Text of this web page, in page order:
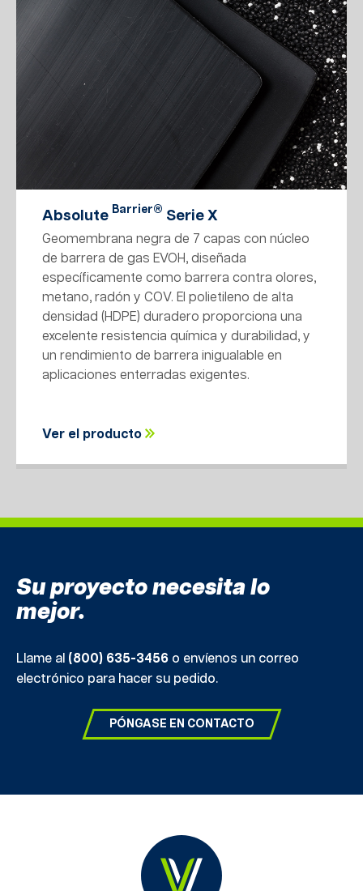
Absolute Barrier® Serie X
Geomembrana negra de 7 capas con núcleo
de barrera de gas EVOH, diseñada
específicamente como barrera contra olores,
metano, radón y COV. El polietileno de alta
densidad (HDPE) duradero proporciona una
excelente resistencia química y durabilidad, y
un rendimiento de barrera inigualable en
aplicaciones enterradas exigentes.
Ver el producto
Su proyecto necesita lo
mejor.
Llame al (800) 635-3456 o envíenos un correo
electrónico para hacer su pedido.
PÓNGASE EN CONTACTO